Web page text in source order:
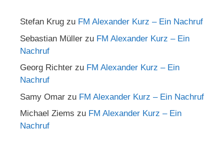
Stefan Krug zu FM Alexander Kurz – Ein Nachruf
Sebastian Müller zu FM Alexander Kurz – Ein
Nachruf
Georg Richter zu FM Alexander Kurz – Ein
Nachruf
Samy Omar zu FM Alexander Kurz – Ein Nachruf
Michael Ziems zu FM Alexander Kurz – Ein
Nachruf